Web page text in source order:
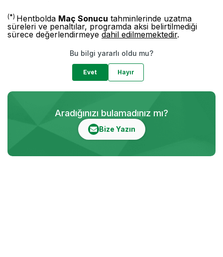
(*) Hentbolda Maç Sonucu tahminlerinde uzatma
süreleri ve penaltılar, programda aksi belirtilmediği
sürece değerlendirmeye dahil edilmemektedir.
Bu bilgi yararlı oldu mu?
Evet Hayır
Aradığınızı bulamadınız mı?
Bize Yazın